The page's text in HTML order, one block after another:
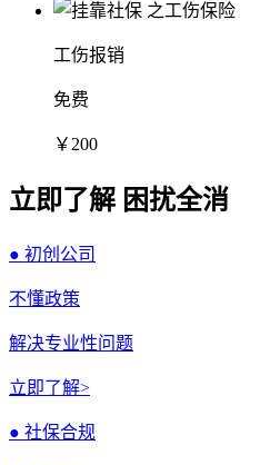
工伤报销
免费
￥200
立即了解 困扰全消
● 初创公司
不懂政策
解决专业性问题
立即了解>
● 社保合规